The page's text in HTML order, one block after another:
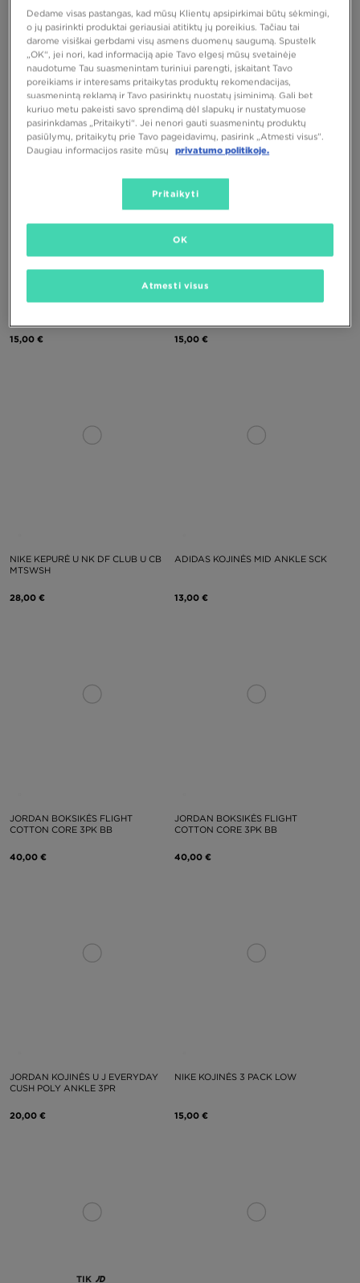
NIKE KOJINĖS 3PPK VALUE COTTON
CREW
15,00 €
NIKE KOJINĖS *3PK VAL.NOS SHOW
15,00 €
NIKE KOJINĖS 3PPK VALUE COTTON
15,00 €
NIKE KOJINĖS 3PPK VALUE COTTON
15,00 €
NIKE KEPURĖ U NK DF CLUB U CB
MTSWSH
28,00 €
ADIDAS KOJINĖS MID ANKLE SCK
13,00 €
JORDAN BOKSIKĖS FLIGHT
COTTON CORE 3PK BB
40,00 €
JORDAN BOKSIKĖS FLIGHT
COTTON CORE 3PK BB
40,00 €
JORDAN KOJINĖS U J EVERYDAY
CUSH POLY ANKLE 3PR
20,00 €
NIKE KOJINĖS 3 PACK LOW
15,00 €
TIK
Dedame visas pastangas, kad mūsų Klientų apsipirkimai būtų sėkmingi,
o jų pasirinkti produktai geriausiai atitiktų jų poreikius. Tačiau tai
darome visiškai gerbdami visų asmens duomenų saugumą. Spustelk
„OK“, jei nori, kad informaciją apie Tavo elgesį mūsų svetainėje
naudotume Tau suasmenintam turiniui parengti, įskaitant Tavo
poreikiams ir interesams pritaikytas produktų rekomendacijas,
suasmenintą reklamą ir Tavo pasirinktų nuostatų įsiminimą. Gali bet
kuriuo metu pakeisti savo sprendimą dėl slapukų ir nustatymuose
pasirinkdamas „Pritaikyti“. Jei nenori gauti suasmenintų produktų
pasiūlymų, pritaikytų prie Tavo pageidavimų, pasirink „Atmesti visus”.
Daugiau informacijos rasite mūsų
privatumo politikoje.
Pritaikyti
Atmesti visus
OK